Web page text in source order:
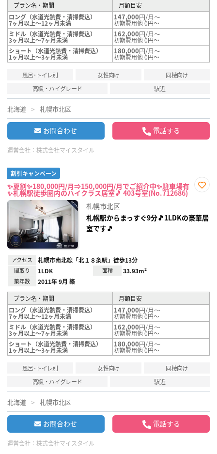
プラン名・期間
月額目安
ロング（水道光熱費・清掃費込）
7ヶ月以上～12ヶ月未満
147,000円/月～
初期費用他 0円～
ミドル（水道光熱費・清掃費込）
3ヶ月以上～7ヶ月未満
162,000円/月～
初期費用他 0円～
ショート（水道光熱費・清掃費込）
1ヶ月以上～3ヶ月未満
180,000円/月～
初期費用他 0円～
風呂･トイレ別 女性向け
同棲向け
高級・ハイグレード
駅近
北海道 札幌市北区
お問合わせ 電話する
運営会社： 株式会社マイスタイル
割引キャンペーン
✨夏割✨180,000円/月⇒150,000円/月でご紹介中✨駐車場有
✨札幌駅徒歩圏内のハイクラス居室🎵 403号室(No.712686)
録
札幌市北区
札幌駅からまっすぐ9分🎵1LDKの豪華居
室です🎵
アクセス 札幌市南北線「北１８条駅」徒歩13分
間取り 1LDK 面積 33.93m²
築年数 2011年 9月 築
プラン名・期間
月額目安
ロング（水道光熱費・清掃費込）
7ヶ月以上～12ヶ月未満
147,000円/月～
初期費用他 0円～
ミドル（水道光熱費・清掃費込）
3ヶ月以上～7ヶ月未満
162,000円/月～
初期費用他 0円～
ショート（水道光熱費・清掃費込）
1ヶ月以上～3ヶ月未満
180,000円/月～
初期費用他 0円～
風呂･トイレ別 女性向け
同棲向け
高級・ハイグレード
駅近
北海道 札幌市北区
お問合わせ 電話する
運営会社： 株式会社マイスタイル